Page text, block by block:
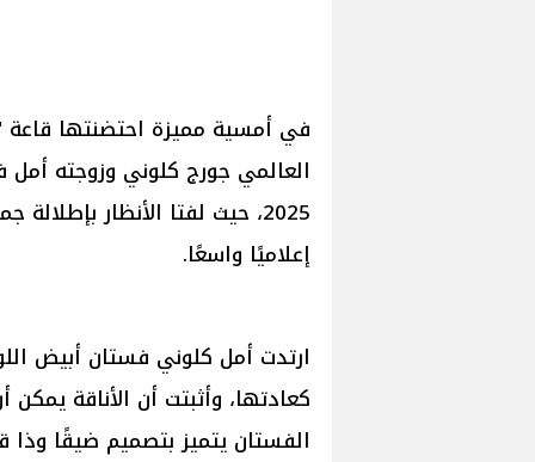
في أمسية مميزة احتضنتها قاعة
2025، حيث لفتا الأنظار
إعلاميًا واسعًا.
ارتدت أمل كلوني فستان أبيض
كعادتها، وأثبتت أن الأناقة
الفستان يتميز بتصميم ضيقًا